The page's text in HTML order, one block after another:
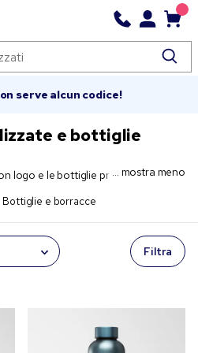
serve alcun codice!
e bottiglie
logo e le bottiglie promozionali
disponibili in colori, formati e
sportiva con incisione
serigrafata a colori. Rendi
eventi e campagne promozionali!
e borracce promozionali
e le nostre borracce
e sono progettate da esperti
mostra meno
Bottiglie e borracce
Filtra